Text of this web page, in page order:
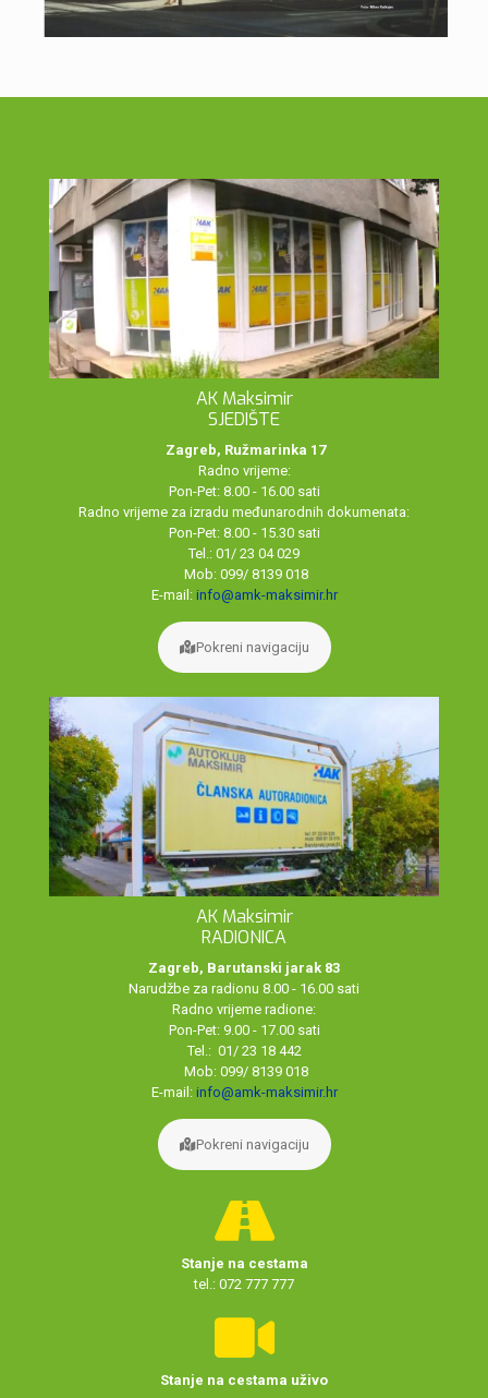
AK Maksimir
SJEDIŠTE
Zagreb, Ružmarinka 17
Radno vrijeme:
Pon-Pet: 8.00 - 16.00 sati
Radno vrijeme za izradu međunarodnih dokumenata:
Pon-Pet: 8.00 - 15.30 sati
Tel.: 01/ 23 04 029
Mob: 099/ 8139 018
E-mail: info@amk-maksimir.hr
Pokreni navigaciju
AK Maksimir
RADIONICA
Zagreb, Barutanski jarak 83
Narudžbe za radionu 8.00 - 16.00 sati
Radno vrijeme radione:
Pon-Pet: 9.00 - 17.00 sati
Tel.: 01/ 23 18 442
Mob: 099/ 8139 018
E-mail: info@amk-maksimir.hr
Pokreni navigaciju
Stanje na cestama
tel.: 072 777 777
Stanje na cestama uživo